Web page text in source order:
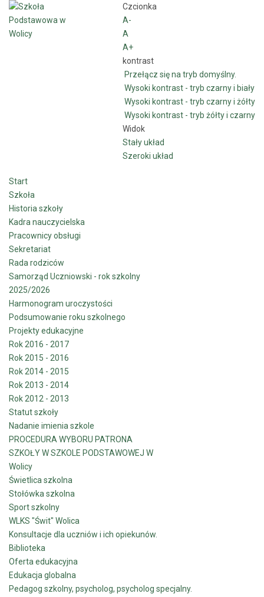
Czcionka
A-
A
A+
kontrast
Przełącz się na tryb domyślny.
Wysoki kontrast - tryb czarny i biały
Wysoki kontrast - tryb czarny i żółty
Wysoki kontrast - tryb żółty i czarny
Widok
Stały układ
Szeroki układ
Start
Szkoła
Historia szkoły
Kadra nauczycielska
Pracownicy obsługi
Sekretariat
Rada rodziców
Samorząd Uczniowski - rok szkolny
2025/2026
Harmonogram uroczystości
Podsumowanie roku szkolnego
Projekty edukacyjne
Rok 2016 - 2017
Rok 2015 - 2016
Rok 2014 - 2015
Rok 2013 - 2014
Rok 2012 - 2013
Statut szkoły
Nadanie imienia szkole
PROCEDURA WYBORU PATRONA
SZKOŁY W SZKOLE PODSTAWOWEJ W
Wolicy
Świetlica szkolna
Stołówka szkolna
Sport szkolny
WLKS "Świt" Wolica
Konsultacje dla uczniów i ich opiekunów.
Biblioteka
Oferta edukacyjna
Edukacja globalna
Pedagog szkolny, psycholog, psycholog specjalny.